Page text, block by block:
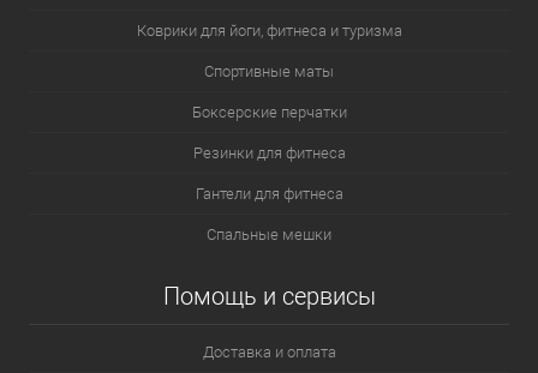
Коврики для йоги, фитнеса и туризма
Спортивные маты
Боксерские перчатки
Резинки для фитнеса
Гантели для фитнеса
Спальные мешки
Помощь и сервисы
Доставка и оплата